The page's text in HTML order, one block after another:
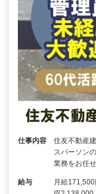
仕事内容
住友不動産
スパーソン
業務をお任
給与
月給